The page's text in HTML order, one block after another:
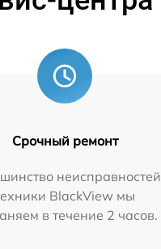
Срочный ремонт
неисправностей
BlackView мы
в течение 2 часов.